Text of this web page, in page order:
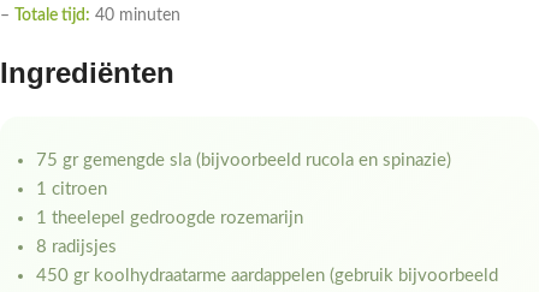
–
Totale tijd: 40 minuten
Ingrediënten
75 gr gemengde sla (bijvoorbeeld rucola en spinazie)
1 citroen
1 theelepel gedroogde rozemarijn
8 radijsjes
450 gr koolhydraatarme aardappelen (gebruik bijvoorbeeld